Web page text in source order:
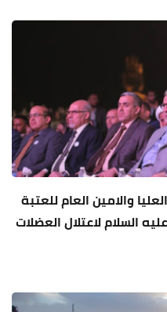
والامين العام للعتبة
السلام لاعتلال العضلات